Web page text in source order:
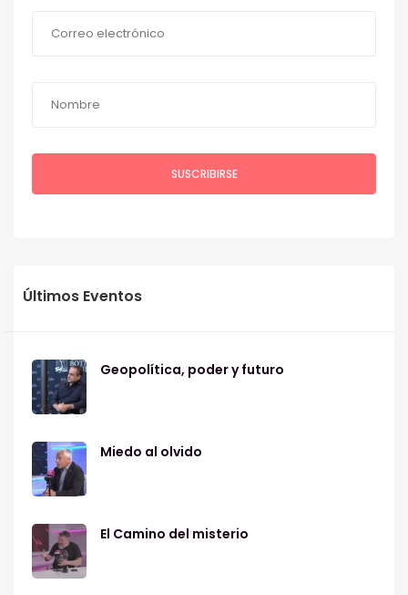
Últimos Eventos
Geopolítica, poder y futuro
Miedo al olvido
El Camino del misterio